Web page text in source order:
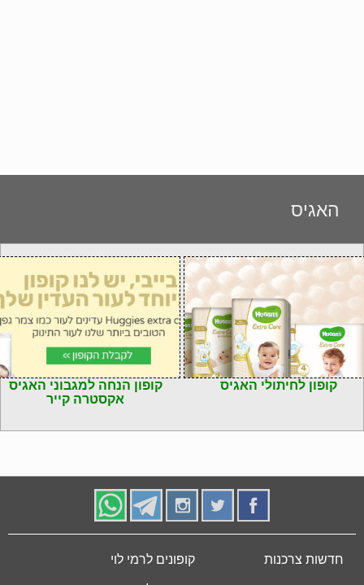
האגיס
קופון לחיתולי האגיס
קופון הנחה למגבוני האגיס
אקסטרה קייר
חדשות צרכנות קופונים לרמי לוי